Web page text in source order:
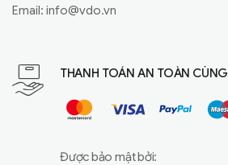
Email: info@vdo.vn
THANH TOÁN AN TOÀN CÙNG
Được bảo mật bởi: